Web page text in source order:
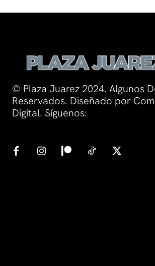
© Plaza Juarez 2024. Algunos
Reservados. Diseñado por
Digital. Síguenos: